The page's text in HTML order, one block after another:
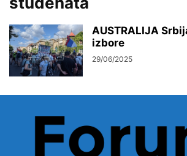
AUSTRALIJA
izbore
29/06/2025